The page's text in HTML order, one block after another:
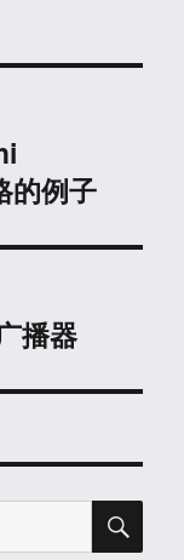
的例子
播器
搜